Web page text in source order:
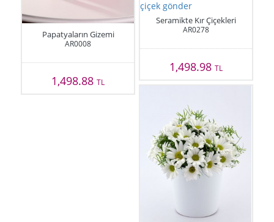
Papatyaların Gizemi
AR0008
1,498.88TL
Seramikte Kır Çiçekleri
AR0278
1,498.98 TL